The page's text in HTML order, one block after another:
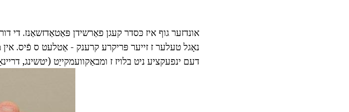
אונדזער גוף איז כּסדר קעגן פאַרשידן פּאַטאַדזשאַנז. די
נאָגל טעלער ז זייער פּריקרע קרענק - אַטלעט ס פֿיס. אין
דעם ינפעקציע ניט בלויז ז ומבאַקוועמקייַט (יטשינג,